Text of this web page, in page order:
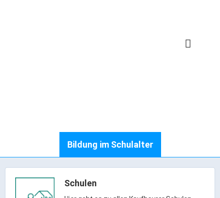
Webcams
Bürgerservice
Bildung im Schulalter
Schulen